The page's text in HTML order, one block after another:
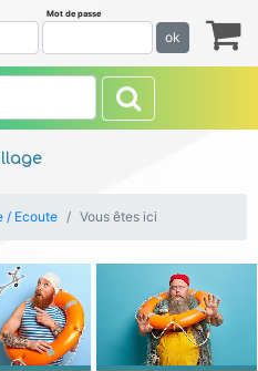
Mot de passe
ok
/ Ecoute Vous êtes ici